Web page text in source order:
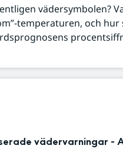
vädersymbolen?
temperaturen, och hur
vädervarningar -